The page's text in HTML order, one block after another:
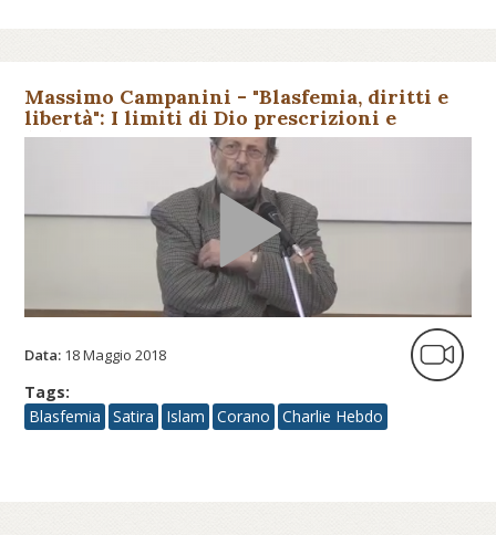
Massimo Campanini - "Blasfemia, diritti e
libertà": I limiti di Dio prescrizioni e
(dis)obbedienza secondo...
Data: 18 Maggio 2018
Tags:
Blasfemia
Satira Islam Corano Charlie Hebdo